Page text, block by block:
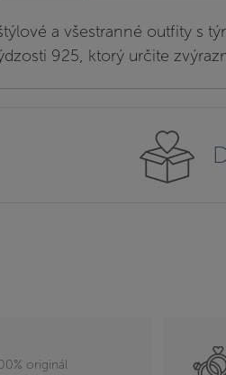
a všestranné outfity s
925, ktorý určite
originál